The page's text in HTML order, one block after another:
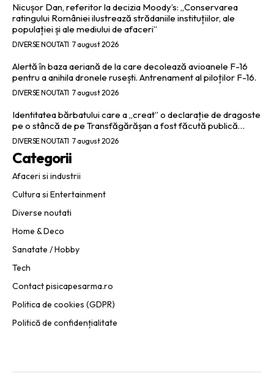
Nicușor Dan, referitor la decizia Moody’s: „Conservarea
ratingului României ilustrează strădaniile instituțiilor, ale
populației și ale mediului de afaceri”
DIVERSE NOUTATI 7 august 2026
Alertă în baza aeriană de la care decolează avioanele F-16
pentru a anihila dronele rusești. Antrenament al piloților F-16.
DIVERSE NOUTATI 7 august 2026
Identitatea bărbatului care a „creat” o declarație de dragoste
pe o stâncă de pe Transfăgărășan a fost făcută publică…
DIVERSE NOUTATI 7 august 2026
Categorii
Afaceri si industrii
Cultura si Entertainment
Diverse noutati
Home & Deco
Sanatate / Hobby
Tech
Contact pisicapesarma.ro
Politica de cookies (GDPR)
Politică de confidențialitate